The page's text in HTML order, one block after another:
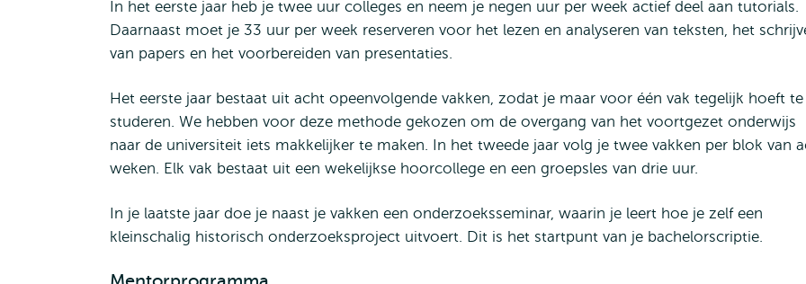
In het eerste jaar heb je twee uur colleges en neem je negen uur per week actief deel aan tutorials.
Daarnaast moet je 33 uur per week reserveren voor het lezen en analyseren van teksten, het
van papers en het voorbereiden van presentaties.
Het eerste jaar bestaat uit acht opeenvolgende vakken, zodat je maar voor één vak tegelijk hoeft te
studeren. We hebben voor deze methode gekozen om de overgang van het voortgezet onderwijs
naar de universiteit iets makkelijker te maken. In het tweede jaar volg je twee vakken per blok van
weken. Elk vak bestaat uit een wekelijkse hoorcollege en een groepsles van drie uur.
In je laatste jaar doe je naast je vakken een onderzoeksseminar, waarin je leert hoe je zelf een
kleinschalig historisch onderzoeksproject uitvoert. Dit is het startpunt van je bachelorscriptie.